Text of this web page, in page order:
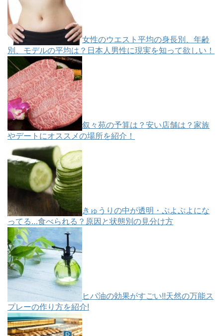
女性のウエスト平均の身長別、年齢
別、モデルの平均は？日本人男性に現実を知って欲しい！
叙々苑の予算は？安い店舗は？家族
やデートにオススメの場所を紹介！
きゅうりの中が透明・ぷよぷよにな
ってる…食べられる？原因と状態別の見分け方
ヒバ油の効果がすごい!!天然の万能ス
プレーの作り方を紹介!